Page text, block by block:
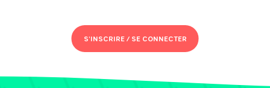
S'INSCRIRE /SE CONNECTER